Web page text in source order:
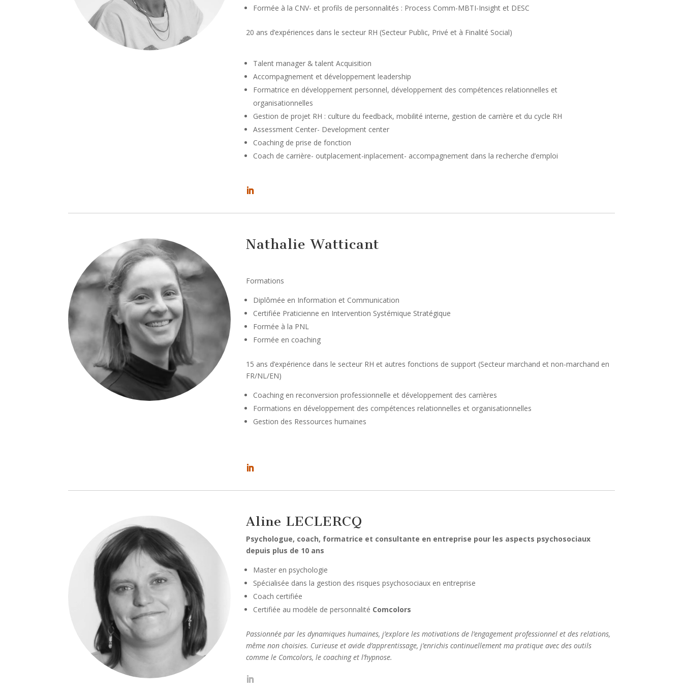
Formée à la CNV- et profils de personnalités : Process Comm-MBTI-Insight et DESC
20 ans d’expériences dans le secteur RH (Secteur Public, Privé et à Finalité Social)
Talent manager & talent Acquisition
Accompagnement et développement leadership
Formatrice en développement personnel, développement des compétences relationnelles et
organisationnelles
Gestion de projet RH : culture du feedback, mobilité interne, gestion de carrière et du cycle RH
Assessment Center- Development center
Coaching de prise de fonction
Coach de carrière- outplacement-inplacement- accompagnement dans la recherche d’emploi
Nathalie Watticant
Formations
Diplômée en Information et Communication
Certifiée Praticienne en Intervention Systémique Stratégique
Formée à la PNL
Formée en coaching
15 ans d’expérience dans le secteur RH et autres fonctions de support (Secteur marchand et non-marchand en
FR/NL/EN)
Coaching en reconversion professionnelle et développement des carrières
Formations en développement des compétences relationnelles et organisationnelles
Gestion des Ressources humaines
Aline LECLERCQ
Psychologue, coach, formatrice et consultante en entreprise pour les aspects psychosociaux
depuis plus de 10 ans
Master en psychologie
Spécialisée dans la gestion des risques psychosociaux en entreprise
Coach certifiée
Certifiée au modèle de personnalité Comcolors
Passionnée par les dynamiques humaines, j’explore les motivations de l’engagement professionnel et des relations,
même non choisies. Curieuse et avide d’apprentissage, j’enrichis continuellement ma pratique avec des outils
comme le Comcolors, le coaching et l’hypnose.